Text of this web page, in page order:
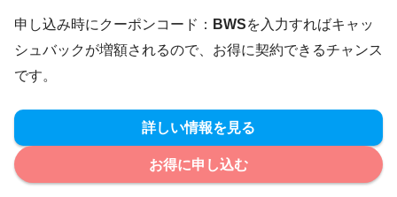
申し込み時にクーポンコード： BWSを入力すればキャッ
シュバックが増額されるので、お得に契約できるチャンス
です。
詳しい情報を見る
お得に申し込む